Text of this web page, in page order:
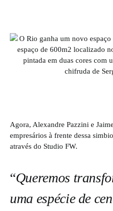
Agora, Alexandre Pazzini e
empresários à frente dessa
através do Studio FW.
“Queremos
uma espécie de